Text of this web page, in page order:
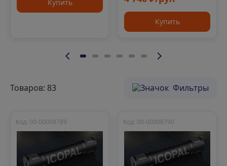
Купить
Купить
Товаров: 83 Фильтры
Код: 00-00008789 Код: 00-00008790